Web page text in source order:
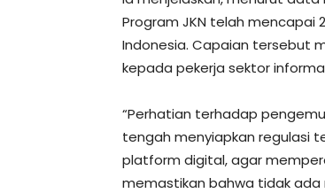
Program JKN telah mencapai
Indonesia. Capaian tersebut
kepada pekerja sektor
“Perhatian terhadap
tengah menyiapkan regulasi
platform digital, agar
memastikan bahwa tidak